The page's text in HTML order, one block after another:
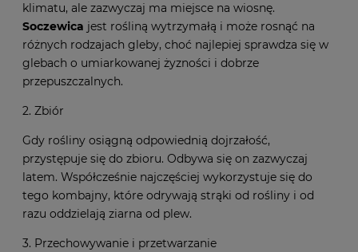
klimatu, ale zazwyczaj ma miejsce na wiosnę.
Soczewica jest rośliną wytrzymałą i może rosnąć na
różnych rodzajach gleby, choć najlepiej sprawdza się w
glebach o umiarkowanej żyzności i dobrze
przepuszczalnych.
2. Zbiór
Gdy rośliny osiągną odpowiednią dojrzałość,
przystępuje się do zbioru. Odbywa się on zazwyczaj
latem. Współcześnie najczęściej wykorzystuje się do
tego kombajny, które odrywają strąki od rośliny i od
razu oddzielają ziarna od plew.
3. Przechowywanie i przetwarzanie